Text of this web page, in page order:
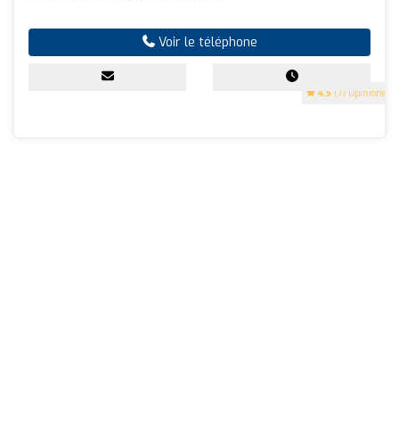
4.5 (77 Opinions)
Voir le téléphone